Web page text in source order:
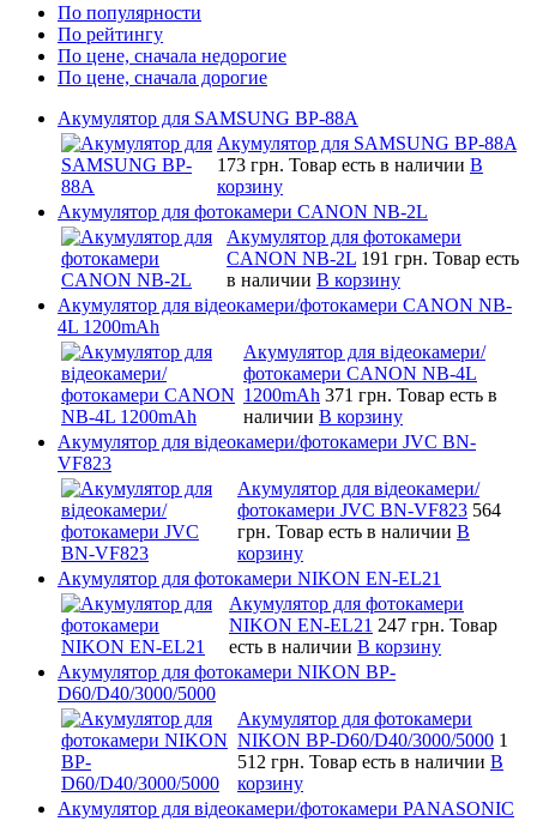
По популярности
По рейтингу
По цене, сначала недорогие
По цене, сначала дорогие
Акумулятор для SAMSUNG BP-88A
Акумулятор для SAMSUNG BP-88A
173 грн. Товар есть в наличии В
корзину
Акумулятор для фотокамери CANON NB-2L
Акумулятор для фотокамери
CANON NB-2L 191 грн. Товар есть
в наличии В корзину
Акумулятор для відеокамери/фотокамери CANON NB-
4L 1200mAh
Акумулятор для відеокамери/
фотокамери CANON NB-4L
1200mAh 371 грн. Товар есть в
наличии В корзину
Акумулятор для відеокамери/фотокамери JVC BN-
VF823
Акумулятор для відеокамери/
фотокамери JVC BN-VF823 564
грн. Товар есть в наличии В
корзину
Акумулятор для фотокамери NIKON EN-EL21
Акумулятор для фотокамери
NIKON EN-EL21 247 грн. Товар
есть в наличии В корзину
Акумулятор для фотокамери NIKON BP-
D60/D40/3000/5000
Акумулятор для фотокамери
NIKON BP-D60/D40/3000/5000 1
512 грн. Товар есть в наличии В
корзину
Акумулятор для відеокамери/фотокамери PANASONIC